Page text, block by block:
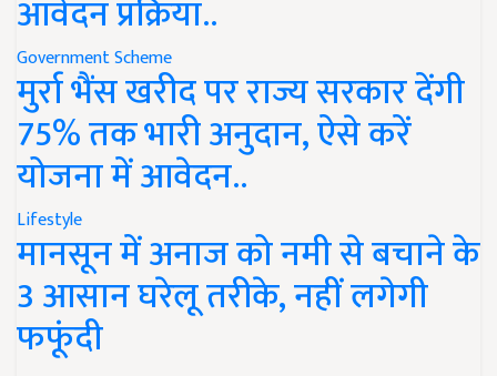
आवेदन प्रक्रिया..
Government Scheme
मुर्रा भैंस खरीद पर राज्य सरकार देंगी
75% तक भारी अनुदान, ऐसे करें
योजना में आवेदन..
Lifestyle
मानसून में अनाज को नमी से बचाने के
3 आसान घरेलू तरीके, नहीं लगेगी
फफूंदी